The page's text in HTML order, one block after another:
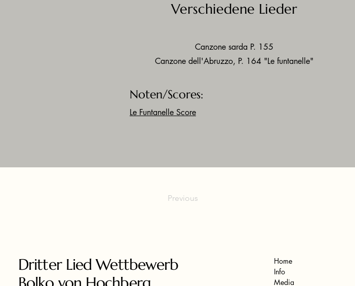
Verschiedene Lieder
Canzone sarda P. 155
Canzone dell'Abruzzo, P. 164 "Le funtanelle"
Noten/Scores:
Le Funtanelle Score
Previous
Dritter Lied Wettbewerb
Home
Info
Media